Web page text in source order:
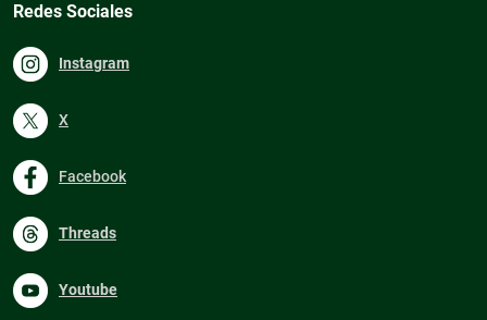
Redes Sociales
Instagram
X
Facebook
Threads
Youtube